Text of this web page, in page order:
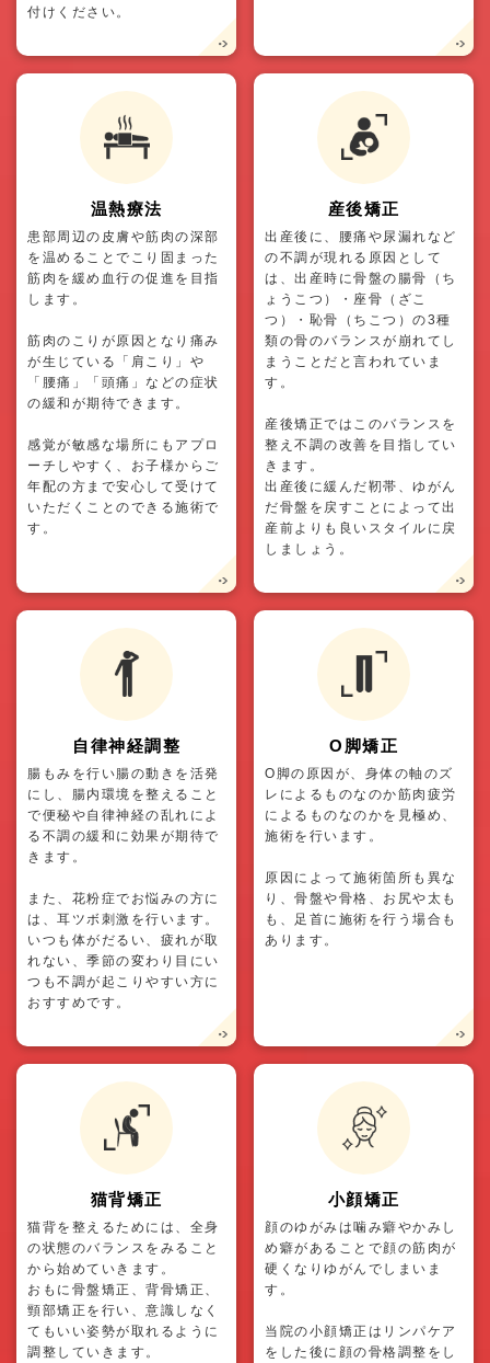
付けください。
温熱療法
患部周辺の皮膚や筋肉の深部
を温めることでこり固まった
筋肉を緩め血行の促進を目指
します。
筋肉のこりが原因となり痛み
が生じている「肩こり」や
「腰痛」「頭痛」などの症状
の緩和が期待できます。
感覚が敏感な場所にもアプロ
ーチしやすく、お子様からご
年配の方まで安心して受けて
いただくことのできる施術で
す。
産後矯正
出産後に、腰痛や尿漏れなど
の不調が現れる原因として
は、出産時に骨盤の腸骨（ち
ょうこつ）・座骨（ざこ
つ）・恥骨（ちこつ）の3種
類の骨のバランスが崩れてし
まうことだと言われていま
す。
産後矯正ではこのバランスを
整え不調の改善を目指してい
きます。
出産後に緩んだ靭帯、ゆがん
だ骨盤を戻すことによって出
産前よりも良いスタイルに戻
しましょう。
自律神経調整
腸もみを行い腸の動きを活発
にし、腸内環境を整えること
で便秘や自律神経の乱れによ
る不調の緩和に効果が期待で
きます。
また、花粉症でお悩みの方に
は、耳ツボ刺激を行います。
いつも体がだるい、疲れが取
れない、季節の変わり目にい
つも不調が起こりやすい方に
おすすめです。
O脚矯正
O脚の原因が、身体の軸のズ
レによるものなのか筋肉疲労
によるものなのかを見極め、
施術を行います。
原因によって施術箇所も異な
り、骨盤や骨格、お尻や太も
も、足首に施術を行う場合も
あります。
猫背矯正
猫背を整えるためには、全身
の状態のバランスをみること
から始めていきます。
おもに骨盤矯正、背骨矯正、
頸部矯正を行い、意識しなく
てもいい姿勢が取れるように
調整していきます。
小顔矯正
顔のゆがみは噛み癖やかみし
め癖があることで顔の筋肉が
硬くなりゆがんでしまいま
す。
当院の小顔矯正はリンパケア
をした後に顔の骨格調整をし